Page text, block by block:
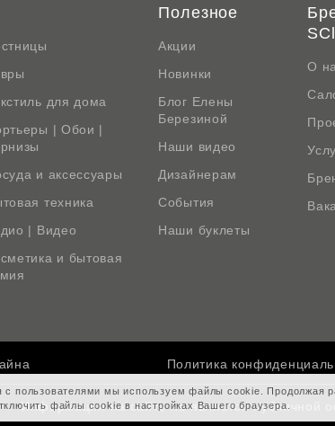
для дома
| Обои |
и аксессуары
техника
| Видео
и бытовая
Полезное
Акции
Новинки
Блог Елены
Березиной
Наши видео
Дизайнерам
События
Наши буклеты
О
Политика
Информация на сайте не является публичной
с пользователями мы используем файлы cookie. Продолжая
файлы cookie в настройках Вашего браузера.